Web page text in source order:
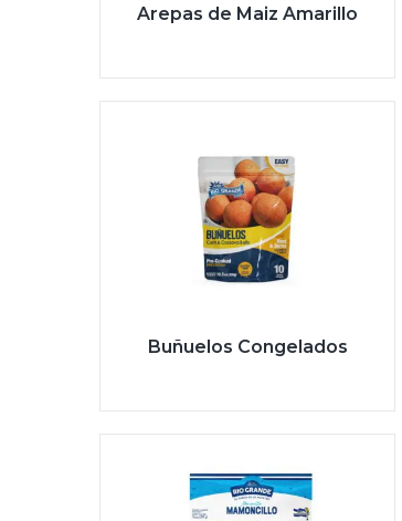
Arepas de Maiz Amarillo
Buñuelos Congelados